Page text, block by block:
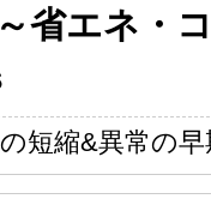
省エネ・
短縮&異常の